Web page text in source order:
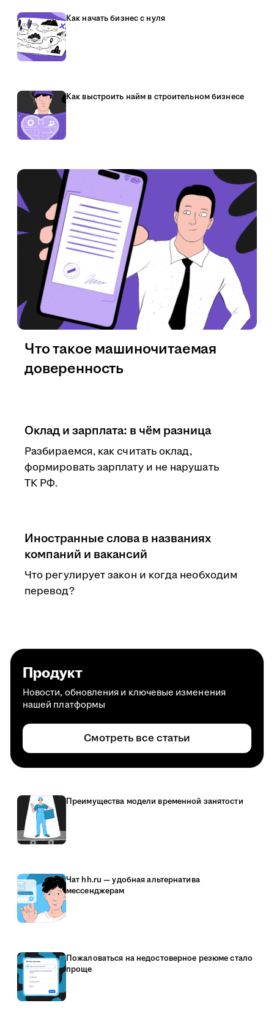
Как начать бизнес с нуля
Как выстроить найм в строительном бизнесе
Оклад и зарплата: в чём разница
Разбираемся, как считать оклад,
формировать зарплату и не нарушать
ТК РФ.
Иностранные слова в названиях
компаний и вакансий
Что регулирует закон и когда необходим
перевод?
Что такое машиночитаемая
доверенность
Продукт
Новости, обновления и ключевые изменения
нашей платформы
Смотреть все статьи
Преимущества модели временной занятости
Чат hh.ru — удобная альтернатива
мессенджерам
Пожаловаться на недостоверное резюме стало
проще